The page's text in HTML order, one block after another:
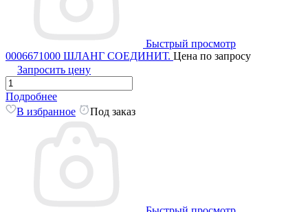
Быстрый просмотр
0006671000 ШЛАНГ СОЕДИНИТ. Цена по запросу
Запросить цену
Подробнее
В избранное
Под заказ